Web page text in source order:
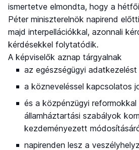
ismertetve elmondta, hogy a
Péter miniszterelnök napirend
majd interpellációkkal, azonnali
kérdésekkel folytatódik.
A képviselők aznap tárgyalnak
az egészségügyi
a közneveléssel kapcsolatos
és a közpénzügyi
államháztartási szabályok
kezdeményezett
napirenden lesz a